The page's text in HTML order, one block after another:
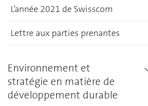
L’année 2021 de Swisscom
Lettre aux parties prenantes
Environnement et
stratégie en matière de
développement durable